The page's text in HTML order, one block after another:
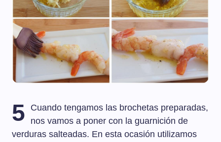
5
Cuando tengamos las brochetas preparadas,
nos vamos a poner con la guarnición de
verduras salteadas. En esta ocasión utilizamos